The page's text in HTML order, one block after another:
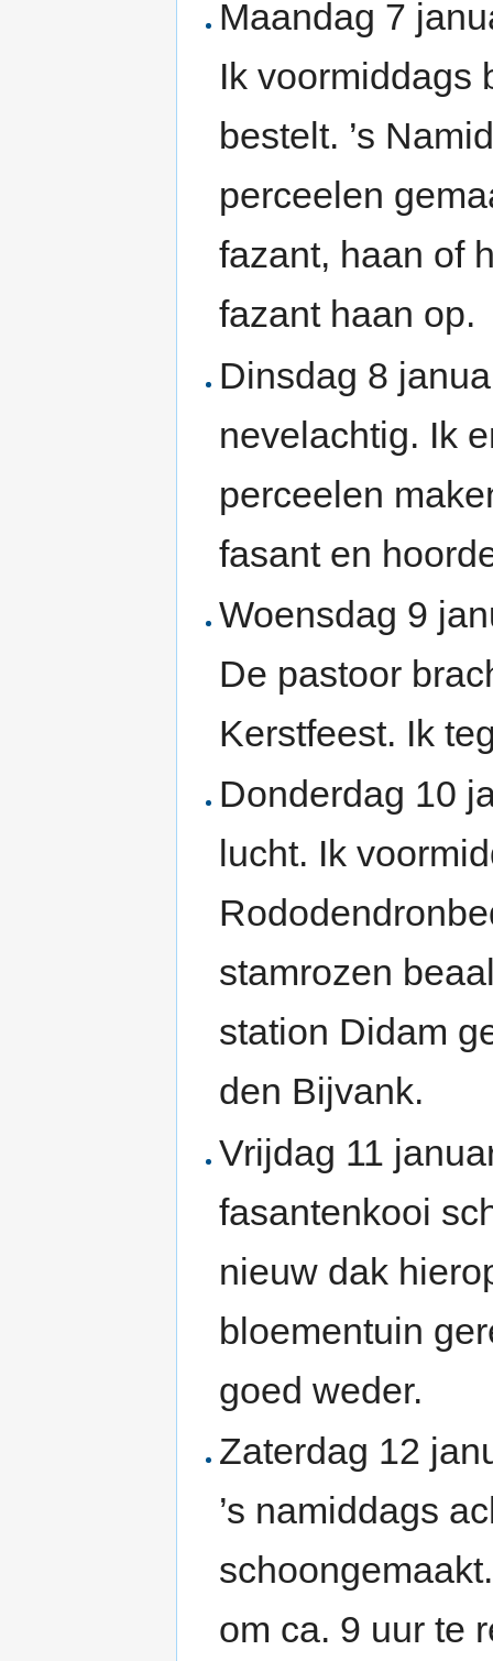
Maandag 7
Ik voormiddags
bestelt. ’s
perceelen
fazant, haan of
fazant haan op.
Dinsdag 8
nevelachtig. Ik
perceelen
fasant en
Woensdag 9
De pastoor
Kerstfeest. Ik
Donderdag 10
lucht. Ik
stamrozen
station Didam
den Bijvank.
Vrijdag 11
fasantenkooi
nieuw dak
bloementuin
goed weder.
Zaterdag 12
’s namiddags
om ca. 9 uur te